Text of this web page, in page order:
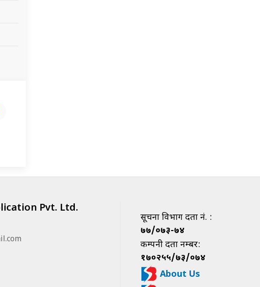
Pvt. Ltd.
सूचना विभाग दर्ता नं. :
७७/०७३-७४
कम्पनी दर्ता नम्बर:
१७०२५५/७३/०७४
About Us